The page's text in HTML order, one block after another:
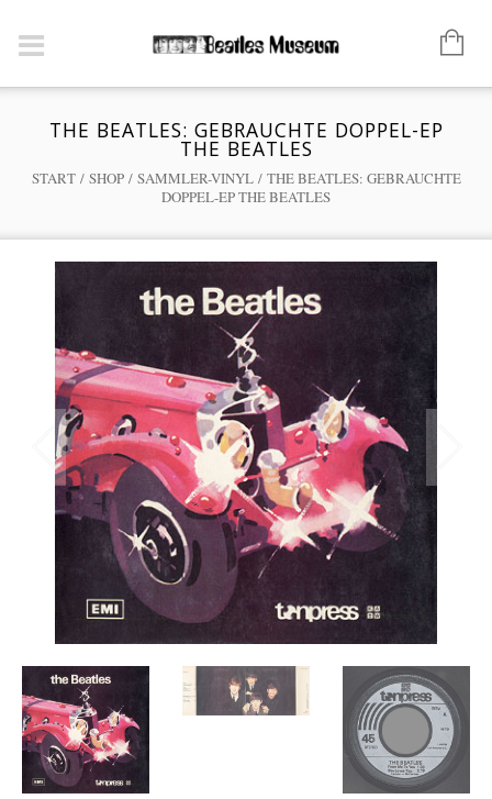
THE BEATLES: GEBRAUCHTE DOPPEL-EP
THE BEATLES
START/ SHOP/ SAMMLER-VINYL/ THE BEATLES: GEBRAUCHTE
DOPPEL-EP THE BEATLES